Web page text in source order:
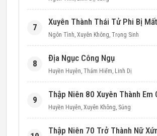
7
Xuyên Thành Thái Tử Phi Bị
Ngôn Tình, Xuyên Không, Trọng Sinh
8
Địa Ngục Công Ngụ
Huyền Huyễn, Thám Hiểm, Linh Dị
9
Thập Niên 80 Xuyên Thành Em
Huyền Huyễn, Xuyên Không, Sủng